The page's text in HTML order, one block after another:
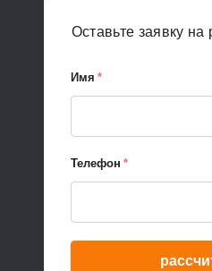
Оставьте заявку на
Имя *
Телефон *